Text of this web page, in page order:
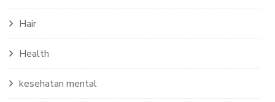
Hair
Health
kesehatan mental